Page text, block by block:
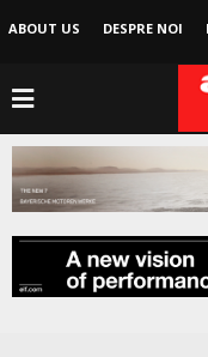
ABOUT US DESPRE NOI